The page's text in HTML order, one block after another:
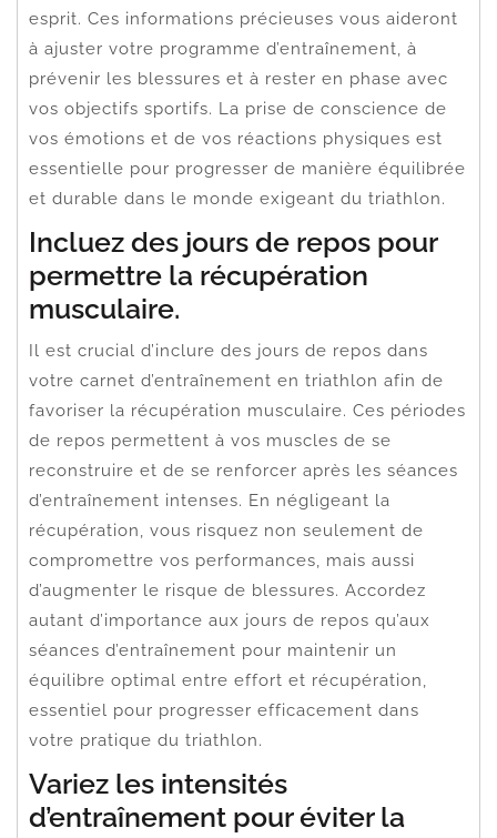
esprit. Ces informations précieuses vous aideront
à ajuster votre programme d’entraînement, à
prévenir les blessures et à rester en phase avec
vos objectifs sportifs. La prise de conscience de
vos émotions et de vos réactions physiques est
essentielle pour progresser de manière équilibrée
et durable dans le monde exigeant du triathlon.
Incluez des jours de repos pour
permettre la récupération
musculaire.
Il est crucial d’inclure des jours de repos dans
votre carnet d’entraînement en triathlon afin de
favoriser la récupération musculaire. Ces périodes
de repos permettent à vos muscles de se
reconstruire et de se renforcer après les séances
d’entraînement intenses. En négligeant la
récupération, vous risquez non seulement de
compromettre vos performances, mais aussi
d’augmenter le risque de blessures. Accordez
autant d’importance aux jours de repos qu’aux
séances d’entraînement pour maintenir un
équilibre optimal entre effort et récupération,
essentiel pour progresser efficacement dans
votre pratique du triathlon.
Variez les intensités
d’entraînement pour éviter la